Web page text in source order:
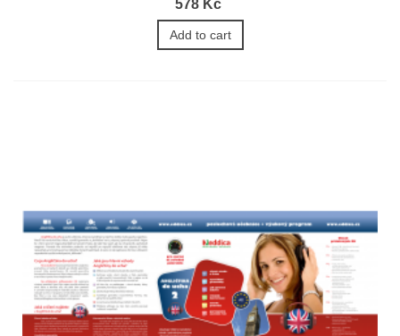
578 Kč
Add to cart